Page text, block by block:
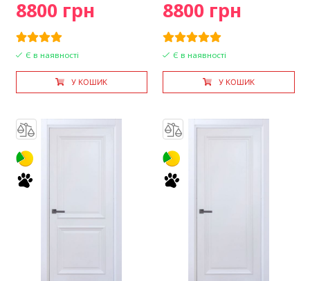
8800 грн
Є в наявності
У КОШИК
8800 грн
Є в наявності
У КОШИК